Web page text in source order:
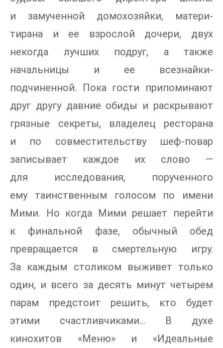
и замученной домохозяйки, матери-
тирана и ее взрослой дочери, двух
некогда лучших подруг, а также
начальницы и ее всезнайки-
подчиненной. Пока гости припоминают
друг другу давние обиды и раскрывают
грязные секреты, владелец ресторана
и по совместительству шеф-повар
записывает каждое их слово —
для исследования, порученного
ему таинственным голосом по имени
Мими. Но когда Мими решает перейти
к финальной фазе, обычный обед
превращается в смертельную игру.
За каждым столиком выживет только
один, и всего за десять минут четырем
парам предстоит решить, кто будет
этими счастливчиками… В духе
кинохитов «Меню» и «Идеальные